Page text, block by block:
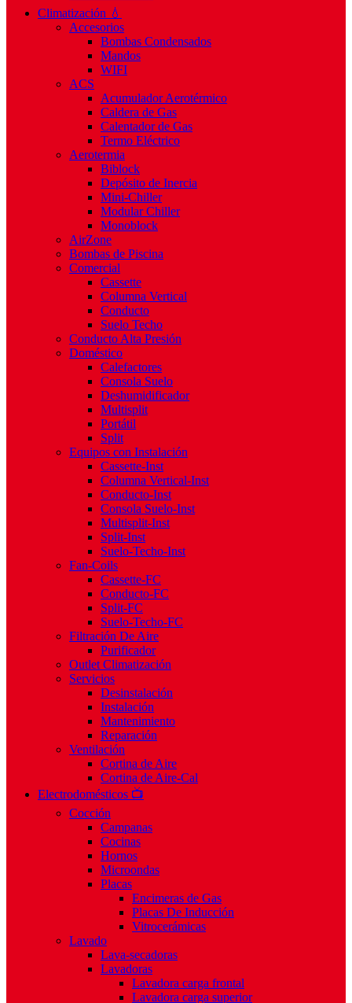
Climatización 💧
Accesorios
Bombas Condensados
Mandos
WIFI
ACS
Acumulador Aerotérmico
Caldera de Gas
Calentador de Gas
Termo Eléctrico
Aerotermia
Biblock
Depósito de Inercia
Mini-Chiller
Modular Chiller
Monoblock
AirZone
Bombas de Piscina
Comercial
Cassette
Columna Vertical
Conducto
Suelo Techo
Conducto Alta Presión
Doméstico
Calefactores
Consola Suelo
Deshumidificador
Multisplit
Portátil
Split
Equipos con Instalación
Cassette-Inst
Columna Vertical-Inst
Conducto-Inst
Consola Suelo-Inst
Multisplit-Inst
Split-Inst
Suelo-Techo-Inst
Fan-Coils
Cassette-FC
Conducto-FC
Split-FC
Suelo-Techo-FC
Filtración De Aire
Purificador
Outlet Climatización
Servicios
Desinstalación
Instalación
Mantenimiento
Reparación
Ventilación
Cortina de Aire
Cortina de Aire-Cal
Electrodomésticos 📺
Cocción
Campanas
Cocinas
Hornos
Microondas
Placas
Encimeras de Gas
Placas De Inducción
Vitrocerámicas
Lavado
Lava-secadoras
Lavadoras
Lavadora carga frontal
Lavadora carga superior